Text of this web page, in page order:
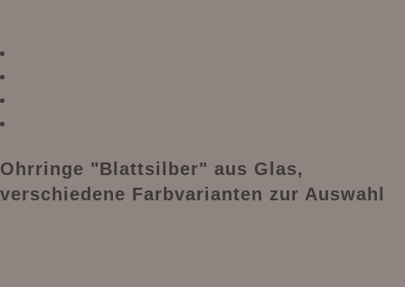
Ohrringe "Blattsilber" aus Glas,
verschiedene Farbvarianten zur Auswahl